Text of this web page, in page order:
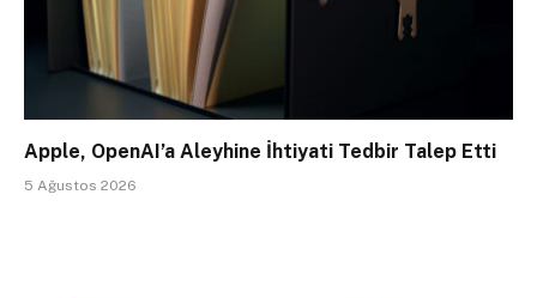
Apple, OpenAI’a Aleyhine İhtiyati Tedbir Talep Etti
5 Ağustos 2026